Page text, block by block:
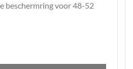
beschermring voor 48-52